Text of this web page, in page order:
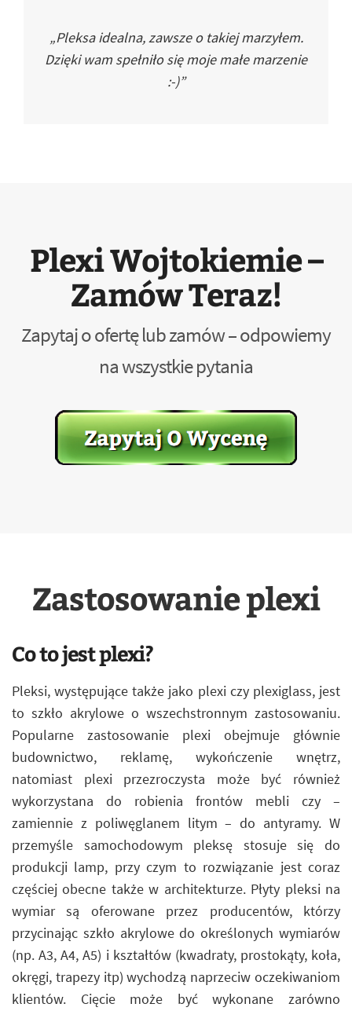
„Pleksa idealna, zawsze o takiej marzyłem.
Dzięki wam spełniło się moje małe marzenie
:-)”
Plexi Wojtokiemie –
Zamów Teraz!
Zapytaj o ofertę lub zamów – odpowiemy
na wszystkie pytania
Zastosowanie plexi
Co to jest plexi?
Pleksi, występujące także jako plexi czy plexiglass, jest
to szkło akrylowe o wszechstronnym zastosowaniu.
Popularne zastosowanie plexi obejmuje głównie
budownictwo, reklamę, wykończenie wnętrz,
natomiast plexi przezroczysta może być również
wykorzystana do robienia frontów mebli czy –
zamiennie z poliwęglanem litym – do antyramy. W
przemyśle samochodowym pleksę stosuje się do
produkcji lamp, przy czym to rozwiązanie jest coraz
częściej obecne także w architekturze. Płyty pleksi na
wymiar są oferowane przez producentów, którzy
przycinając szkło akrylowe do określonych wymiarów
(np. A3, A4, A5) i kształtów (kwadraty, prostokąty, koła,
okręgi, trapezy itp) wychodzą naprzeciw oczekiwaniom
klientów. Cięcie może być wykonane zarówno